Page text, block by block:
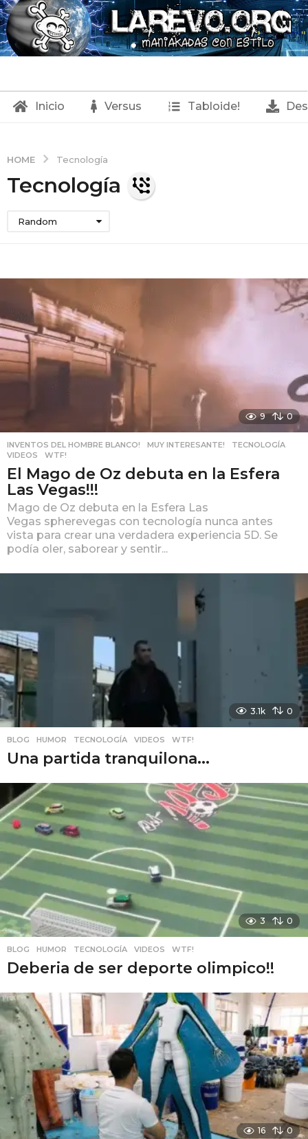
Inicio Versus Tabloide!
HOME Tecnología
Tecnología
Random
9 0
INVENTOS DEL HOMBRE BLANCO! ,MUY INTERESANTE! ,TECNOLOGÍA
VIDEOS
,WTF!
El Mago de Oz debuta en la Esfera
Las Vegas!!!
Mago de Oz debuta en la Esfera Las
Vegas spherevegas con tecnología nunca antes
vista para crear una verdadera experiencia 5D. Se
podía oler, saborear y sentir...
3.1k 0
BLOG ,HUMOR ,TECNOLOGÍA ,VIDEOS ,WTF!
Una partida tranquilona...
3 0
BLOG ,HUMOR ,TECNOLOGÍA ,VIDEOS ,WTF!
Deberia de ser deporte olimpico!!
16 0